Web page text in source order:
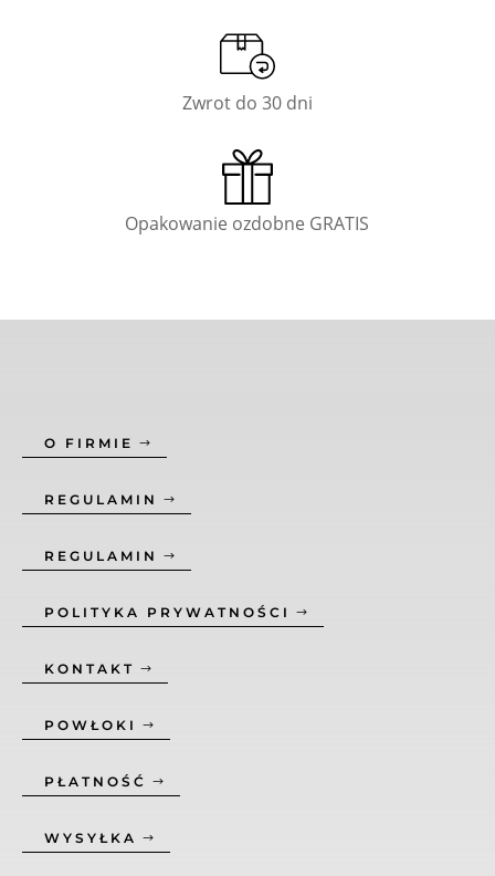
Zwrot do 30 dni
Opakowanie ozdobne GRATIS
O FIRMIE
REGULAMIN
REGULAMIN
POLITYKA PRYWATNOŚCI
KONTAKT
POWŁOKI
PŁATNOŚĆ
WYSYŁKA